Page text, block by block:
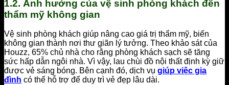
1.2. Ảnh hưởng của vệ sinh phòng khách đến
thẩm mỹ không gian
Vệ sinh phòng khách giúp nâng cao giá trị thẩm mỹ, biến
không gian thành nơi thư giãn lý tưởng. Theo khảo sát của
Houzz, 65% chủ nhà cho rằng phòng khách sạch sẽ tăng
sức hấp dẫn ngôi nhà. Vì vậy, lau chùi đồ nội thất định kỳ giữ
được vẻ sáng bóng. Bên cạnh đó, dịch vụ giúp việc gia
đình có thể hỗ trợ để duy trì vẻ đẹp lâu dài.